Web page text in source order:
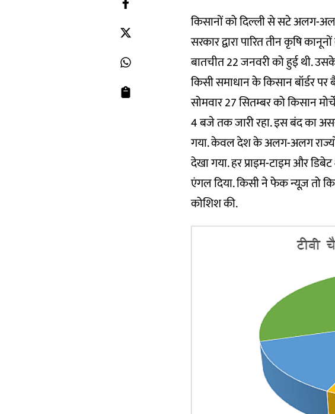
किसानों को दिल्ली से सटे अलग-
सरकार द्वारा पारित तीन कृषि
बातचीत 22 जनवरी को हुई थी.
किसी समाधान के किसान बॉर्डर पर
सोमवार 27 सितम्बर को किसान
4 बजे तक जारी रहा. इस बंद का असर
गया. केवल देश के अलग-अलग
देखा गया. हर प्राइम-टाइम और
एंगल दिया. किसी ने फेक न्यूज़ तो
कोशिश की.